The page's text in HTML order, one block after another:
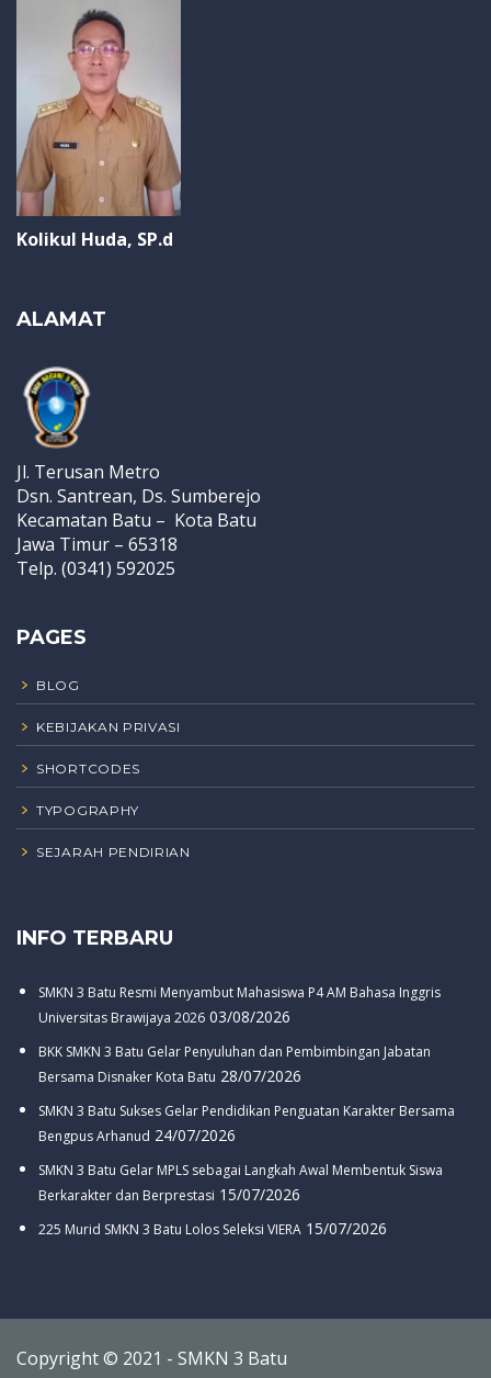
Kolikul Huda, SP.d
ALAMAT
Jl. Terusan Metro
Dsn. Santrean, Ds. Sumberejo
Kecamatan Batu – Kota Batu
Jawa Timur – 65318
Telp. (0341) 592025
PAGES
BLOG
KEBIJAKAN PRIVASI
SHORTCODES
TYPOGRAPHY
SEJARAH PENDIRIAN
INFO TERBARU
SMKN 3 Batu Resmi Menyambut Mahasiswa P4 AM Bahasa Inggris
Universitas Brawijaya 2026 03/08/2026
BKK SMKN 3 Batu Gelar Penyuluhan dan Pembimbingan Jabatan
Bersama Disnaker Kota Batu 28/07/2026
SMKN 3 Batu Sukses Gelar Pendidikan Penguatan Karakter Bersama
Bengpus Arhanud 24/07/2026
SMKN 3 Batu Gelar MPLS sebagai Langkah Awal Membentuk Siswa
Berkarakter dan Berprestasi 15/07/2026
225 Murid SMKN 3 Batu Lolos Seleksi VIERA 15/07/2026
Copyright © 2021 - SMKN 3 Batu